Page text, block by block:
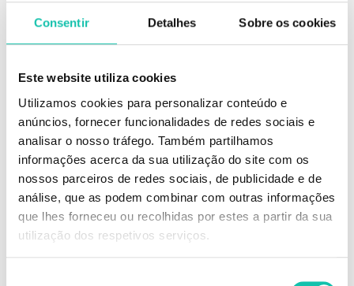
Consentir Detalhes Sobre os cookies
Este website utiliza cookies
Utilizamos cookies para personalizar conteúdo e
anúncios, fornecer funcionalidades de redes sociais e
analisar o nosso tráfego. Também partilhamos
informações acerca da sua utilização do site com os
nossos parceiros de redes sociais, de publicidade e de
análise, que as podem combinar com outras informações
que lhes forneceu ou recolhidas por estes a partir da sua
utilização dos respetivos serviços.
DESCRIÇÃO
hidrogenado, permite-lhe uma coloração com óptimos resultados:
100% de cobertura de cinzas;
Cor luminosa e intensa;